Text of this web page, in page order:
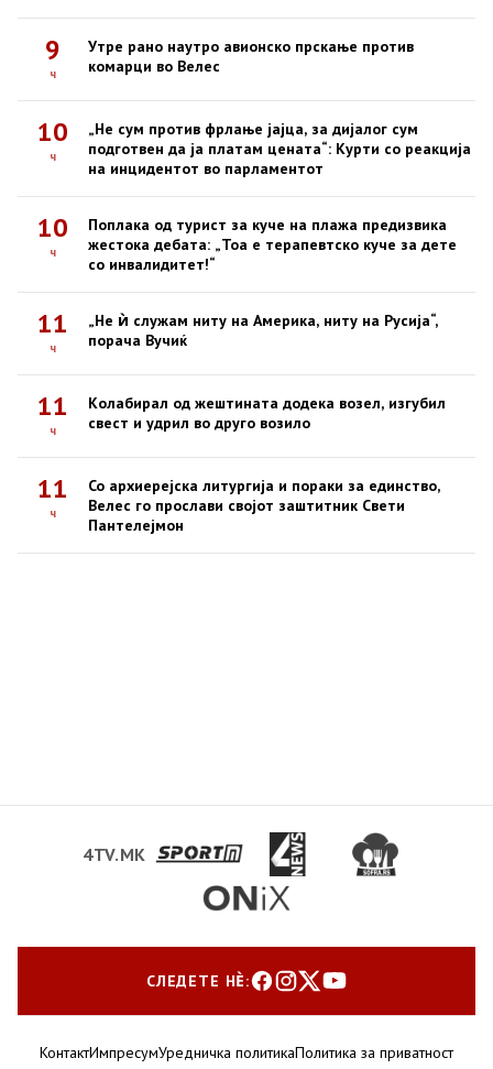
9
ч
Утре рано наутро авионско прскање против
комарци во Велес
10
ч
„Не сум против фрлање јајца, за дијалог сум
подготвен да ја платам цената“: Курти со реакција
на инцидентот во парламентот
10
ч
Поплака од турист за куче на плажа предизвика
жестока дебата: „Тоа е терапевтско куче за дете
со инвалидитет!“
11
ч
„Не ѝ служам ниту на Америка, ниту на Русија“,
порача Вучиќ
11
ч
Колабирал од жештината додека возел, изгубил
свест и удрил во друго возило
11
ч
Со архиерејска литургија и пораки за единство,
Велес го прослави својот заштитник Свети
Пантелејмон
4TV.MK
СЛЕДЕТЕ НЀ:
КонтактИмпресумУредничка политикаПолитика за приватност